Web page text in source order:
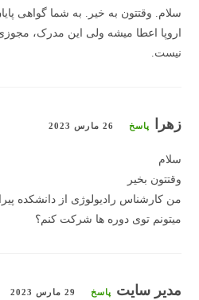
سلام. وقتتون به خیر. به شما گواهی
اروپا اعطا میشه ولی این مدرک،
نیست.
زهرا پاسخ 26 مارس 2023
سلام
وقتتون بخیر
من کارشناس رادیولوژی از دانشکده
میتونم توی دوره ها شرکت کنم؟
مدیر سایت پاسخ 29 مارس 2023